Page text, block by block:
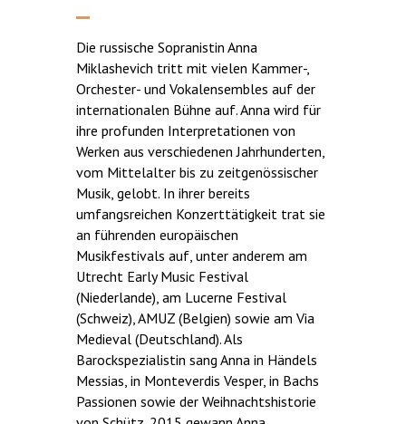
Die russische Sopranistin Anna
Miklashevich tritt mit vielen Kammer-,
Orchester- und Vokalensembles auf der
internationalen Bühne auf. Anna wird für
ihre profunden Interpretationen von
Werken aus verschiedenen Jahrhunderten,
vom Mittelalter bis zu zeitgenössischer
Musik, gelobt. In ihrer bereits
umfangsreichen Konzerttätigkeit trat sie
an führenden europäischen
Musikfestivals auf, unter anderem am
Utrecht Early Music Festival
(Niederlande), am Lucerne Festival
(Schweiz), AMUZ (Belgien) sowie am Via
Medieval (Deutschland). Als
Barockspezialistin sang Anna in Händels
Messias, in Monteverdis Vesper, in Bachs
Passionen sowie der Weihnachtshistorie